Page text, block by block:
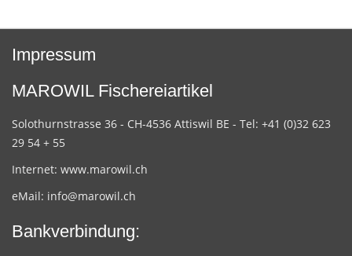
Impressum
MAROWIL Fischereiartikel
Solothurnstrasse 36 - CH-4536 Attiswil BE - Tel: +41 (0)32 623
29 54 + 55
Internet: www.marowil.ch
eMail: info@marowil.ch
Bankverbindung: